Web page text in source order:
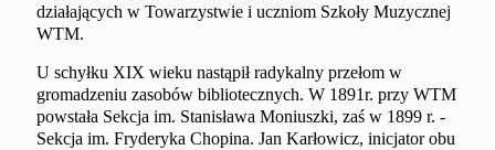
działających w Towarzystwie i uczniom Szkoły Muzycznej
WTM.
U schyłku XIX wieku nastąpił radykalny przełom w
gromadzeniu zasobów bibliotecznych. W 1891r. przy WTM
powstała Sekcja im. Stanisława Moniuszki, zaś w 1899 r. -
Sekcja im. Fryderyka Chopina. Jan Karłowicz, inicjator obu